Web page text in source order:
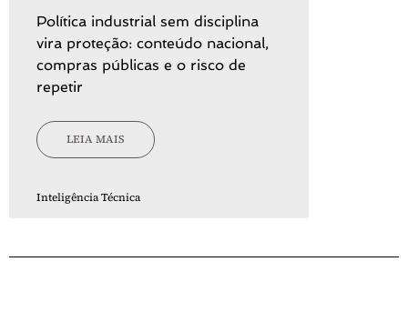
Política industrial sem disciplina
vira proteção: conteúdo nacional,
compras públicas e o risco de
repetir
LEIA MAIS
Inteligência Técnica